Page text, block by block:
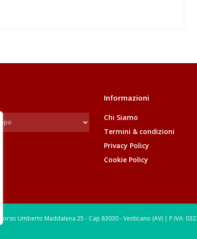
Informazioni
Chi Siamo
Termini & condizioni
Privacy Policy
Cookie Policy
Umberto Maddalena 25 - Cap 83030 - Venticano (AV) | P.IVA: